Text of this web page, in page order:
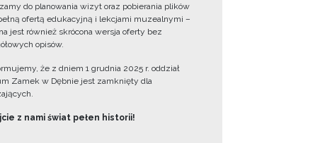
do planowania wizyt oraz pobierania plików
ofertą edukacyjną i lekcjami muzealnymi –
jest również skrócona wersja oferty bez
opisów.
że z dniem 1 grudnia 2025 r. oddział
Zamek w Dębnie jest zamknięty dla
z nami świat pełen historii!